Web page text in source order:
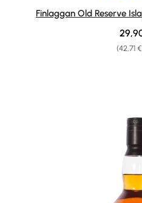
Average rating of 4.71 out of 5
Finlaggan Old Reserve
(42,71